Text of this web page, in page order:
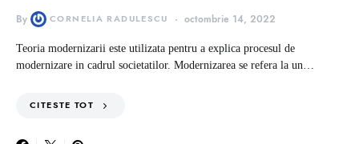
By CORNELIA RADULESCU octombrie 14, 2022
Teoria modernizarii este utilizata pentru a explica procesul de
modernizare in cadrul societatilor. Modernizarea se refera la un…
CITESTE TOT